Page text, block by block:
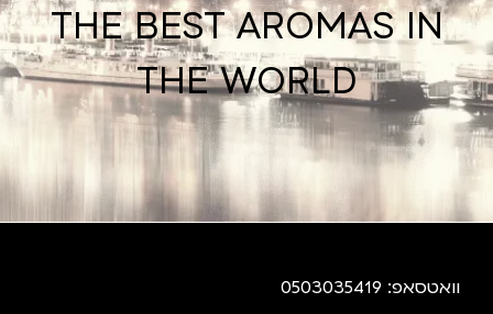
THE BEST AROMAS IN
THE WORLD
וואטסאפ: 0503035419